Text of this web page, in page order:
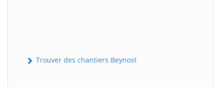
Trouver des chantiers Beynost